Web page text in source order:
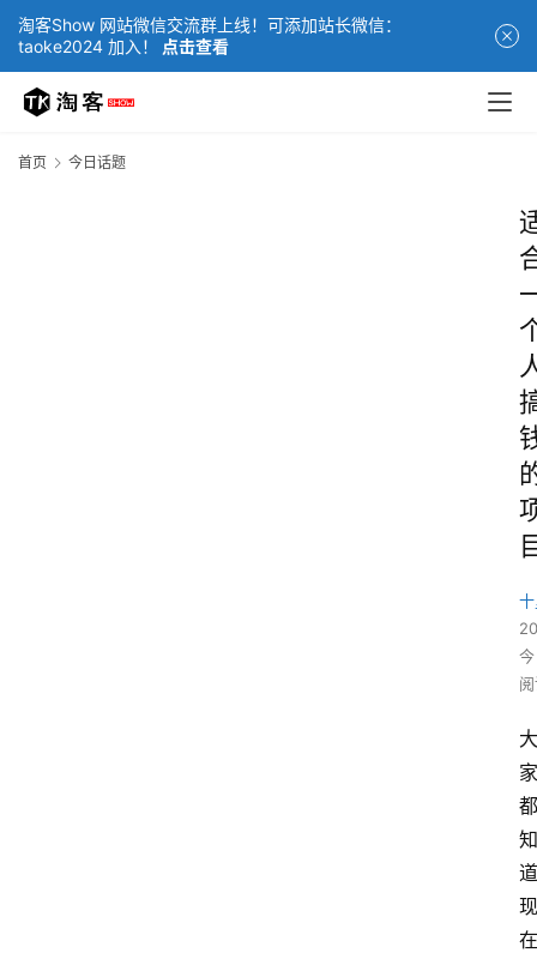
淘客Show 网站微信交流群上线！可添加站长微信：
taoke2024 加入！
点击查看
首页 今日话题
大
家
都
知
道
现
在